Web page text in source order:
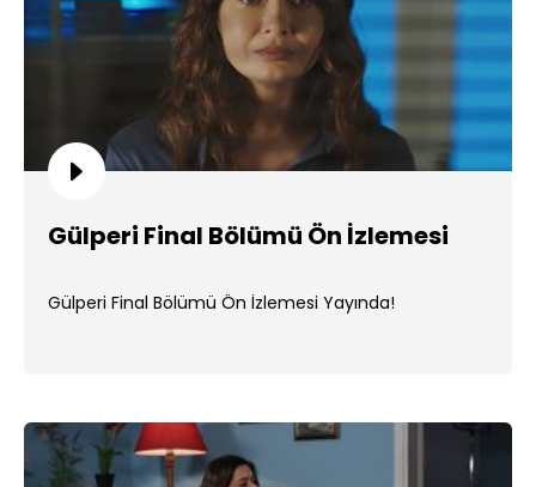
Gülperi Final Bölümü Ön İzlemesi
Gülperi Final Bölümü Ön İzlemesi Yayında!